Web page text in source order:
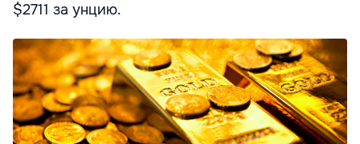
$2711 за унцию.